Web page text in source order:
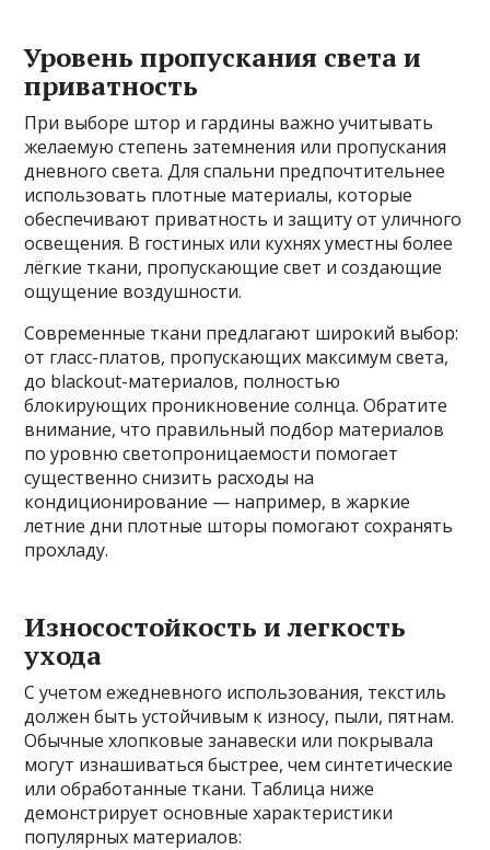
Уровень пропускания света и
приватность
При выборе штор и гардины важно учитывать
желаемую степень затемнения или пропускания
дневного света. Для спальни предпочтительнее
использовать плотные материалы, которые
обеспечивают приватность и защиту от уличного
освещения. В гостиных или кухнях уместны более
лёгкие ткани, пропускающие свет и создающие
ощущение воздушности.
Современные ткани предлагают широкий выбор:
от гласс-платов, пропускающих максимум света,
до blackout-материалов, полностью
блокирующих проникновение солнца. Обратите
внимание, что правильный подбор материалов
по уровню светопроницаемости помогает
существенно снизить расходы на
кондиционирование — например, в жаркие
летние дни плотные шторы помогают сохранять
прохладу.
Износостойкость и легкость
ухода
С учетом ежедневного использования, текстиль
должен быть устойчивым к износу, пыли, пятнам.
Обычные хлопковые занавески или покрывала
могут изнашиваться быстрее, чем синтетические
или обработанные ткани. Таблица ниже
демонстрирует основные характеристики
популярных материалов: